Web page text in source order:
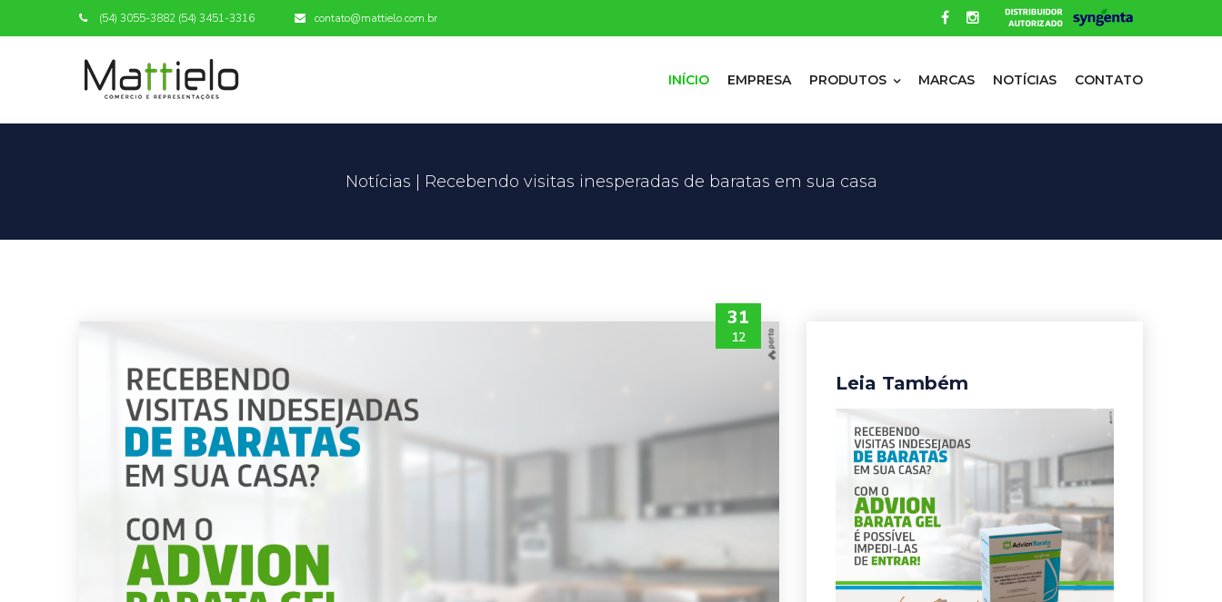
(54) 3055-3882 (54) 3451-3316 contato@mattielo.com.br
INÍCIO EMPRESA PRODUTOS MARCAS NOTÍCIAS CONTATO
Notícias | Recebendo visitas inesperadas de baratas em sua casa
31
12
Leia Também